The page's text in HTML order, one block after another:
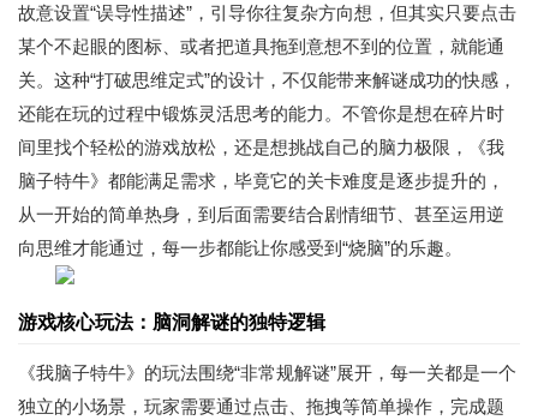
故意设置“误导性描述”，引导你往复杂方向想，但其实只要点击
某个不起眼的图标、或者把道具拖到意想不到的位置，就能通
关。这种“打破思维定式”的设计，不仅能带来解谜成功的快感，
还能在玩的过程中锻炼灵活思考的能力。不管你是想在碎片时
间里找个轻松的游戏放松，还是想挑战自己的脑力极限，《我
脑子特牛》都能满足需求，毕竟它的关卡难度是逐步提升的，
从一开始的简单热身，到后面需要结合剧情细节、甚至运用逆
向思维才能通过，每一步都能让你感受到“烧脑”的乐趣。
游戏核心玩法：脑洞解谜的独特逻辑
《我脑子特牛》的玩法围绕“非常规解谜”展开，每一关都是一个
独立的小场景，玩家需要通过点击、拖拽等简单操作，完成题